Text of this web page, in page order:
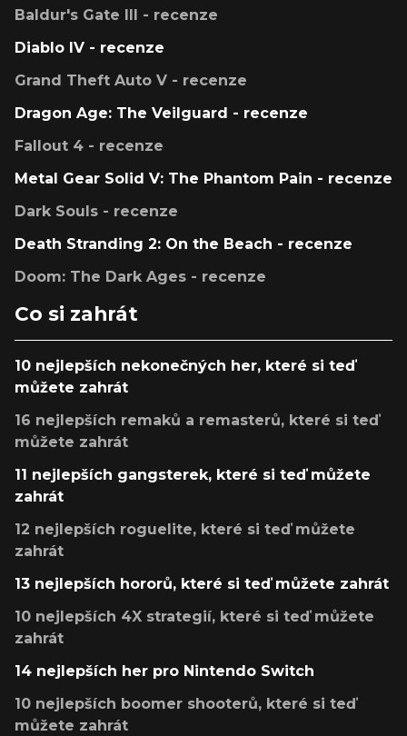
Baldur's Gate III - recenze
Diablo IV - recenze
Grand Theft Auto V - recenze
Dragon Age: The Veilguard - recenze
Fallout 4 - recenze
Metal Gear Solid V: The Phantom Pain - recenze
Dark Souls - recenze
Death Stranding 2: On the Beach - recenze
Doom: The Dark Ages - recenze
Co si zahrát
10 nejlepších nekonečných her, které si teď
můžete zahrát
16 nejlepších remaků a remasterů, které si teď
můžete zahrát
11 nejlepších gangsterek, které si teď můžete
zahrát
12 nejlepších roguelite, které si teď můžete
zahrát
13 nejlepších hororů, které si teď můžete zahrát
10 nejlepších 4X strategií, které si teď můžete
zahrát
14 nejlepších her pro Nintendo Switch
10 nejlepších boomer shooterů, které si teď
můžete zahrát